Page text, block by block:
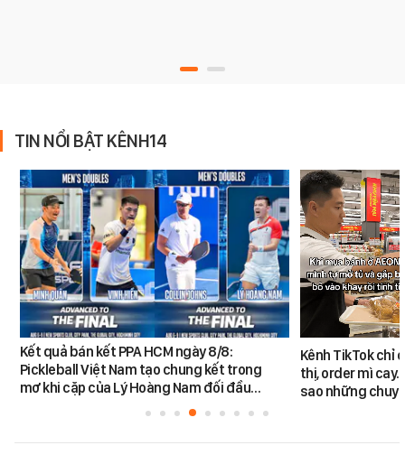
TIN NỔI BẬT KÊNH14
Kết quả bán kết PPA HCM ngày 8/8:
Pickleball Việt Nam tạo chung kết trong
mơ khi cặp của Lý Hoàng Nam đối đầu…
Kênh TikTok chỉ
thị, order mì
sao những